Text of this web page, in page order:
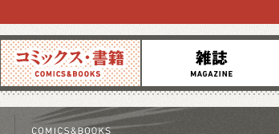
コミックス 雑誌